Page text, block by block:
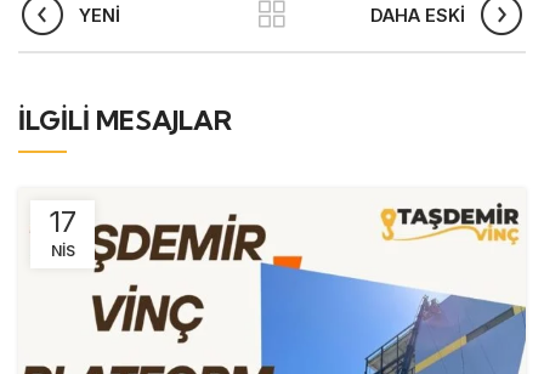
YENI DAHA ESKI
İLGILI MESAJLAR
17
NIS